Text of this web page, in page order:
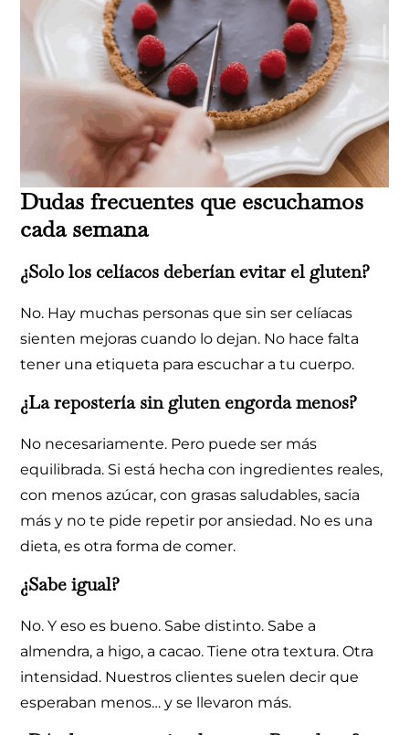
Dudas frecuentes que escuchamos
cada semana
¿Solo los celíacos deberían evitar el gluten?
No. Hay muchas personas que sin ser celíacas
sienten mejoras cuando lo dejan. No hace falta
tener una etiqueta para escuchar a tu cuerpo.
¿La repostería sin gluten engorda menos?
No necesariamente. Pero puede ser más
equilibrada. Si está hecha con ingredientes reales,
con menos azúcar, con grasas saludables, sacia
más y no te pide repetir por ansiedad. No es una
dieta, es otra forma de comer.
¿Sabe igual?
No. Y eso es bueno. Sabe distinto. Sabe a
almendra, a higo, a cacao. Tiene otra textura. Otra
intensidad. Nuestros clientes suelen decir que
esperaban menos… y se llevaron más.